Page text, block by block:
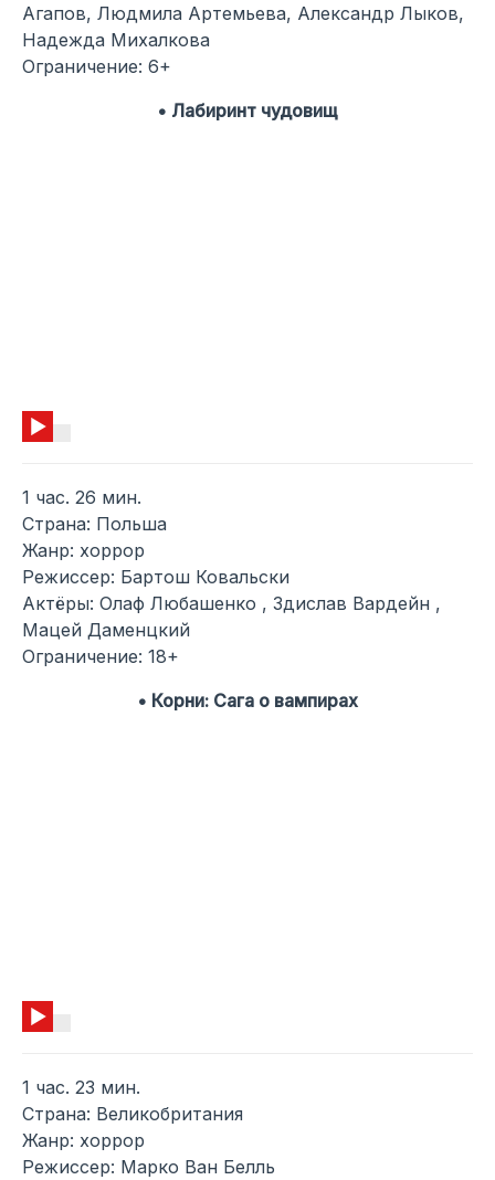
Агапов, Людмила Артемьева, Александр Лыков,
Надежда Михалкова
Ограничение: 6+
• Лабиринт чудовищ
1 час. 26 мин.
Страна: Польша
Жанр: хоррор
Режиссер: Бартош Ковальски
Актёры: Олаф Любашенко , Здислав Вардейн ,
Мацей Даменцкий
Ограничение: 18+
• Корни: Сага о вампирах
1 час. 23 мин.
Страна: Великобритания
Жанр: хоррор
Режиссер: Марко Ван Белль